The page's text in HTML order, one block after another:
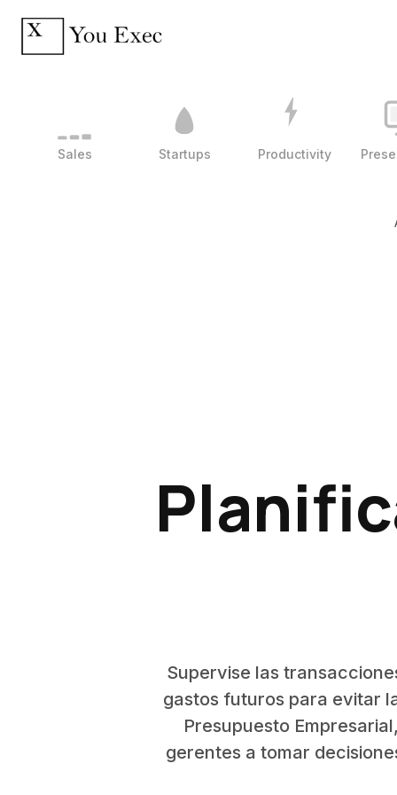
Sales Startups Productivity
Supervise las
gastos futuros para evitar
Presupuesto
gerentes a tomar